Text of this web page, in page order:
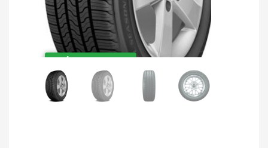
ENVÍO GRATIS AMBA
ENVÍO GRATIS AMBA